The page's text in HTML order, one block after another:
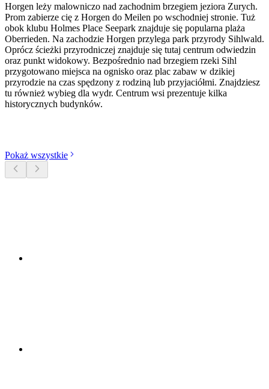
Horgen leży malowniczo nad zachodnim brzegiem jeziora Zurych.
Prom zabierze cię z Horgen do Meilen po wschodniej stronie. Tuż
obok klubu Holmes Place Seepark znajduje się popularna plaża
Oberrieden. Na zachodzie Horgen przylega park przyrody Sihlwald.
Oprócz ścieżki przyrodniczej znajduje się tutaj centrum odwiedzin
oraz punkt widokowy. Bezpośrednio nad brzegiem rzeki Sihl
przygotowano miejsca na ognisko oraz plac zabaw w dzikiej
przyrodzie na czas spędzony z rodziną lub przyjaciółmi. Znajdziesz
tu również wybieg dla wydr. Centrum wsi prezentuje kilka
historycznych budynków.
Pokaż wszystkie